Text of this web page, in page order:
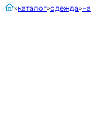
главнаякаталог одежда